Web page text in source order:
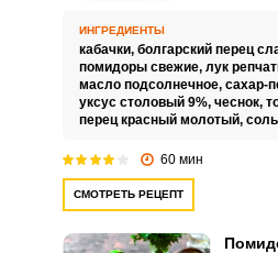
ИНГРЕДИЕНТЫ
кабачки, болгарский перец
помидоры свежие, лук
масло подсолнечное, сахар-
уксус столовый 9%, чеснок,
перец красный молотый,
60 мин
СМОТРЕТЬ РЕЦЕПТ